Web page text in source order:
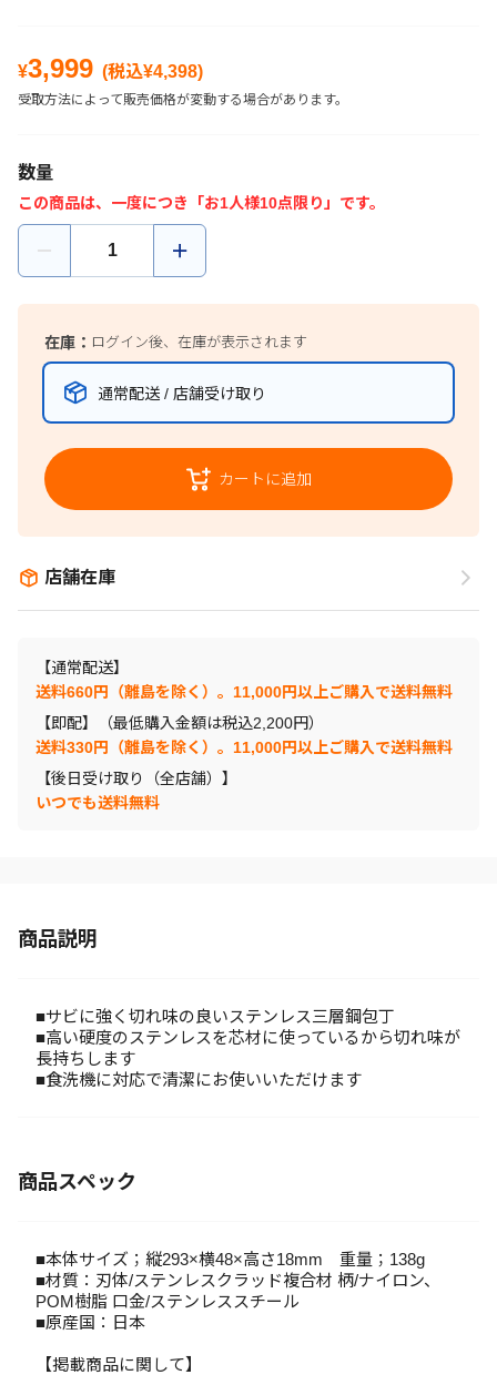
¥3,999 (税込¥4,398)
受取方法によって販売価格が変動する場合があります。
数量
この商品は、一度につき「お1人様10点限り」です。
在庫： ログイン後、在庫が表示されます
通常配送 / 店舗受け取り
カートに追加
店舗在庫
【通常配送】
送料660円（離島を除く）。11,000円以上ご購入で送料無料
【即配】（最低購入金額は税込2,200円）
送料330円（離島を除く）。11,000円以上ご購入で送料無料
【後日受け取り（全店舗）】
いつでも送料無料
商品説明
■サビに強く切れ味の良いステンレス三層鋼包丁
■高い硬度のステンレスを芯材に使っているから切れ味が
長持ちします
■食洗機に対応で清潔にお使いいただけます
商品スペック
■本体サイズ；縦293×横48×高さ18mm 重量；138g
■材質：刃体/ステンレスクラッド複合材 柄/ナイロン、
POM樹脂 口金/ステンレススチール
■原産国：日本
【掲載商品に関して】